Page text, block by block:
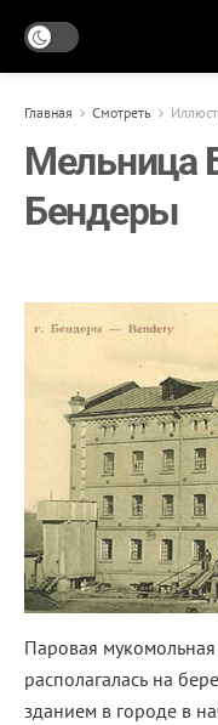
Главная Смотреть
Мельница
Бендеры
Паровая
располагалась на
зданием в городе в